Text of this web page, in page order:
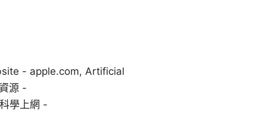
- apple.com, Artificial
源 -
學上網 -